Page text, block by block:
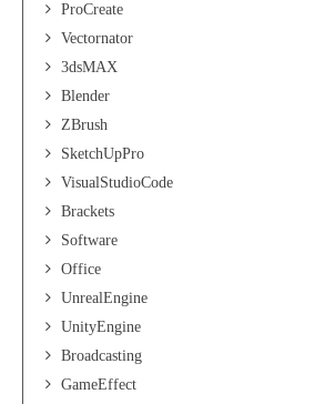
ProCreate
Vectornator
3dsMAX
Blender
ZBrush
SketchUpPro
VisualStudioCode
Brackets
Software
Office
UnrealEngine
UnityEngine
Broadcasting
GameEffect